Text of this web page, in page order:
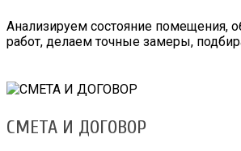
Анализируем состояние помещения,
работ, делаем точные замеры,
СМЕТА И ДОГОВОР